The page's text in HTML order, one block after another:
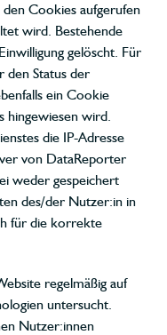
Cookies aufgerufen
wird. Bestehende
gelöscht. Für
den Status der
ein Cookie
hingewiesen wird.
die IP-Adresse
von DataReporter
weder gespeichert
des/der Nutzer:in in
für die korrekte
regelmäßig auf
untersucht.
Nutzer:innen